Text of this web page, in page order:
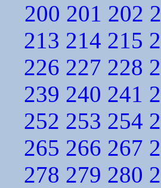
200 201 202
213 214 215
226 227 228
239 240 241
252 253 254
265 266 267
278 279 280